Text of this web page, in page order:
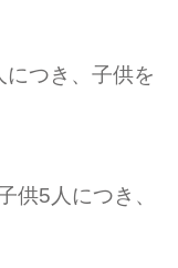
つき、子供を
供5人につき、